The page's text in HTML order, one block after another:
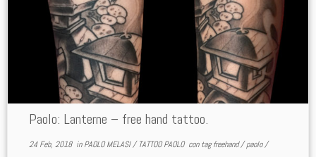
Paolo: Lanterne – free hand tattoo.
24 Feb, 2018inPAOLO MELASI/TATTOO PAOLO con tagfreehand/paolo/